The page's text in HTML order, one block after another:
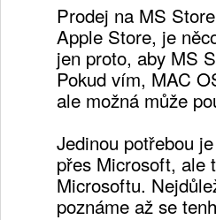
Prodej na MS
Apple Store, je
jen proto, aby MS
Pokud vím, MAC
ale možná může
Jedinou potřebou
přes Microsoft, ale
Microsoftu.
poznáme až se